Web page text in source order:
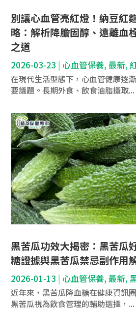
別讓心血管亮紅燈！納豆紅
略：解析降膽固醇、遠離血
之道
2026-03-23 |心血管保養,最新,
在現代生活型態下，心血管健康逐
要議題。長期外食、飲食油脂攝取...
黑苦瓜功效大揭密：黑苦瓜
糖證據與黑苦瓜禁忌副作用
2026-01-13 |心血管保養,最新,
近年來，黑苦瓜降血糖在健康資訊
黑苦瓜視為飲食管理的輔助選擇，...